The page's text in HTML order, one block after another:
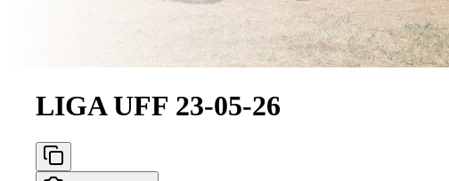
LIGA UFF 23-05-26